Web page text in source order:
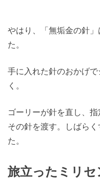
やはり、「無垢金の針
た。
手に入れた針のおかげ
く。
ゴーリーが針を直し、
その針を渡す。しばら
た。
旅立ったミリ